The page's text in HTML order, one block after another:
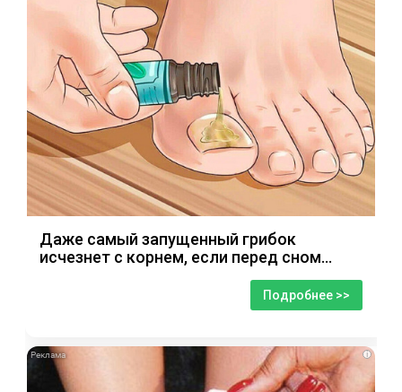
Даже самый запущенный грибок
исчезнет с корнем, если перед сном…
Подробнее >>
i